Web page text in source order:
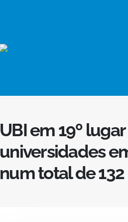
UBI em 19º
universidades
num total de